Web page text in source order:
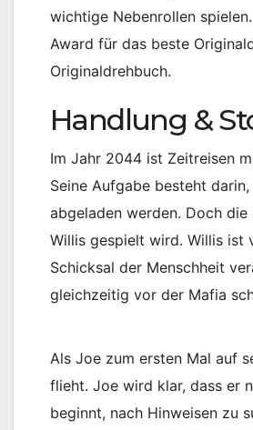
wichtige Nebenrollen
Award für das beste
Originaldrehbuch.
Handlung &
Im Jahr 2044 ist Zeitreisen
Seine Aufgabe besteht
abgeladen werden. Doch
Willis gespielt wird. Willis ist
Schicksal der Menschheit
gleichzeitig vor der Mafia
Als Joe zum ersten Mal auf
flieht. Joe wird klar, dass er
beginnt, nach Hinweisen zu